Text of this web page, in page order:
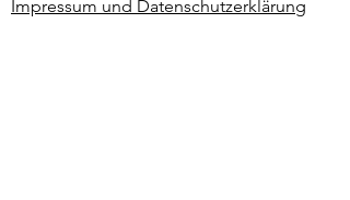
Impressum und Datenschutzerklärung